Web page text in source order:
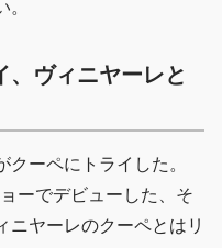
、ヴィニヤーレと
ーペにトライした。
ーでデビューした、そ
ニヤーレのクーペとはリ